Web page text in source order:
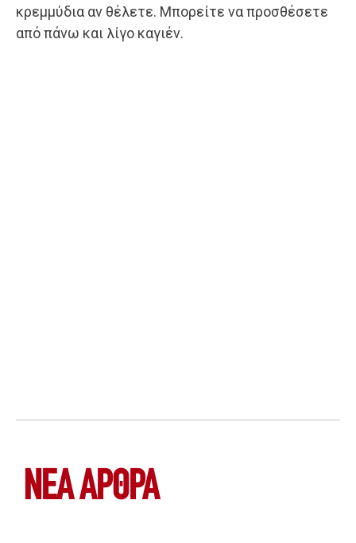
κρεμμύδια αν θέλετε. Μπορείτε να προσθέσετε
από πάνω και λίγο καγιέν.
ΝΕΑ ΆΡΘΡΑ